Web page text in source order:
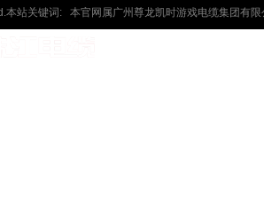
本站关键词: 本官网属广州尊龙凯时游戏电缆集团有